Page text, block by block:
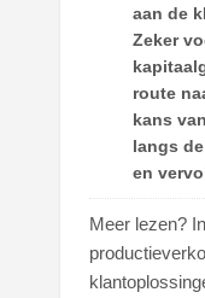
aan de
Zeker
route
kans
langs
en
Meer lezen?